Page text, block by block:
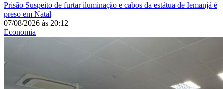
Prisão Suspeito de furtar iluminação e cabos da estátua de Iemanjá é
preso em Natal
07/08/2026 às 20:12
Economia